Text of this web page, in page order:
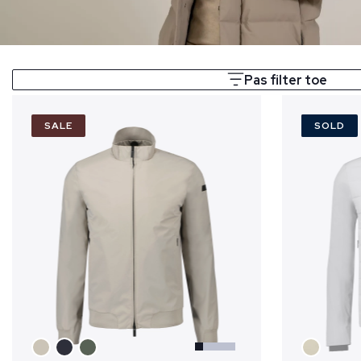
Pas filter toe
SALE SALE
SOLD